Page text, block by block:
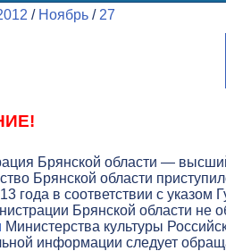
/ Ноябрь / 27
Брянской области —
Брянской области
года в соответствии с
Брянской области не
Министерства культуры
информации следует